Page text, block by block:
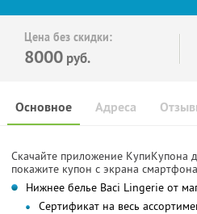
Цена без скидки:
8000 руб.
Основное Адреса
Скачайте приложение КупиКупона
покажите купон с экрана
Нижнее белье Вaci Lingerie от
Сертификат на весь